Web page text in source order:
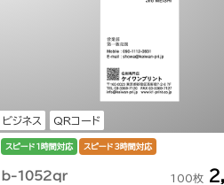
ビジネス QRコード
スピード1時間対応 スピード3時間対応
b-1052qr 100枚